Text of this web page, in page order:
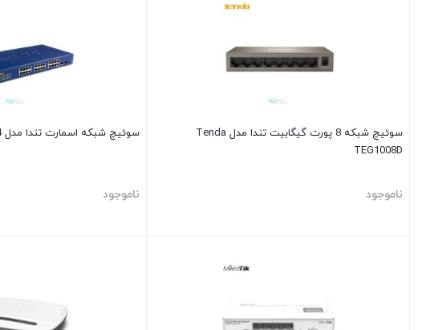
سوئیچ شبکه 8 پورت گیگابیت تندا مدل Tenda
TEG1008D
ناموجود
سوئیچ شبکه اسمارت تندا مدل Tenda TEH1224
ناموجود